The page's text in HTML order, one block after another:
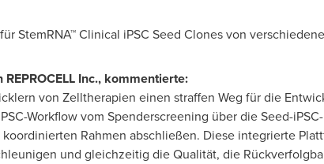
StemRNA™ Clinical iPSC Seed Clones von
Inc., kommentierte:
von Zelltherapien einen straffen Weg für die
Workflow vom Spenderscreening über die Seed-
Rahmen abschließen. Diese integrierte
und gleichzeitig die Qualität, die